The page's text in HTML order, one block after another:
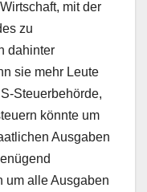
mit der
zu
dahinter
sie mehr Leute
Steuerbehörde,
könnte um
Ausgaben
um alle Ausgaben